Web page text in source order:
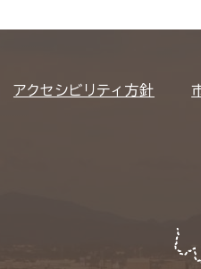
アクセシビリティ方針